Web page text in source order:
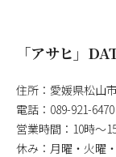
「アサヒ」
住所：愛媛県松山
電話：089-921-6470
営業時間：10時～
休み：月曜・火曜